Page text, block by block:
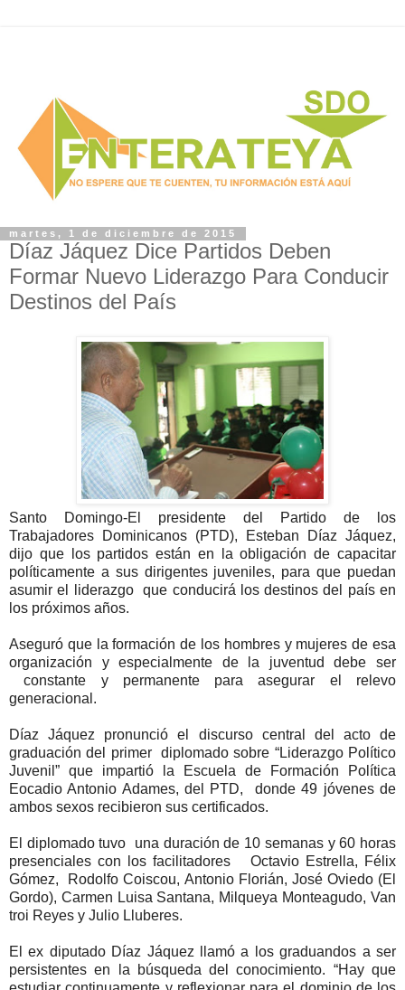
martes, 1 de diciembre de 2015
Díaz Jáquez Dice Partidos Deben
Formar Nuevo Liderazgo Para Conducir
Destinos del País
Santo Domingo-El presidente del Partido de los
Trabajadores Dominicanos (PTD), Esteban Díaz Jáquez,
dijo que los partidos están en la obligación de capacitar
políticamente a sus dirigentes juveniles, para que puedan
asumir el liderazgo que conducirá los destinos del país en
los próximos años.
Aseguró que la formación de los hombres y mujeres de esa
organización y especialmente de la juventud debe ser
constante y permanente para asegurar el relevo
generacional.
Díaz Jáquez pronunció el discurso central del acto de
graduación del primer diplomado sobre “Liderazgo Político
Juvenil” que impartió la Escuela de Formación Política
Eocadio Antonio Adames, del PTD, donde 49 jóvenes de
ambos sexos recibieron sus certificados.
El diplomado tuvo una duración de 10 semanas y 60 horas
presenciales con los facilitadores Octavio Estrella, Félix
Gómez, Rodolfo Coiscou, Antonio Florián, José Oviedo (El
Gordo), Carmen Luisa Santana, Milqueya Monteagudo, Van
troi Reyes y Julio Lluberes.
El ex diputado Díaz Jáquez llamó a los graduandos a ser
persistentes en la búsqueda del conocimiento. “Hay que